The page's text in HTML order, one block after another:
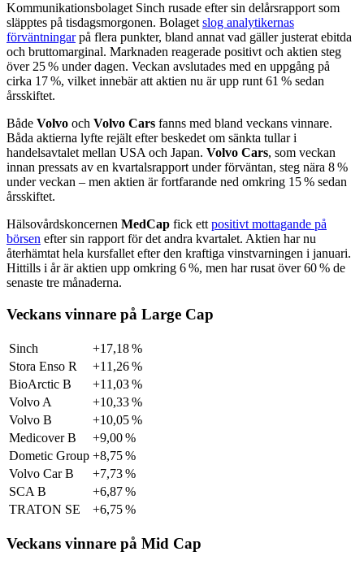
Kommunikationsbolaget Sinch rusade efter sin delårsrapport som
släpptes på tisdagsmorgonen. Bolagetslog analytikernas
förväntningarpå flera punkter, bland annat vad gäller justerat ebitda
och bruttomarginal. Marknaden reagerade positivt och aktien steg
över 25 % under dagen. Veckan avslutades med en uppgång på
cirka 17 %, vilket innebär att aktien nu är upp runt 61 % sedan
årsskiftet.
Både Volvo och Volvo Cars fanns med bland veckans vinnare.
Båda aktierna lyfte rejält efter beskedet om sänkta tullar i
handelsavtalet mellan USA och Japan. Volvo Cars, som veckan
innan pressats av en kvartalsrapport under förväntan, steg nära 8 %
under veckan – men aktien är fortfarande ned omkring 15 % sedan
årsskiftet.
Hälsovårdskoncernen MedCap fick ettpositivt mottagande på
börsen efter sin rapport för det andra kvartalet. Aktien har nu
återhämtat hela kursfallet efter den kraftiga vinstvarningen i januari.
Hittills i år är aktien upp omkring 6 %, men har rusat över 60 % de
senaste tre månaderna.
Veckans vinnare på Large Cap
Sinch
+17,18 %
Stora Enso R
+11,26 %
BioArctic B
+11,03 %
Volvo A
+10,33 %
Volvo B
+10,05 %
Medicover B
+9,00 %
Dometic Group +8,75 %
Volvo Car B
+7,73 %
SCA B
+6,87 %
TRATON SE
+6,75 %
Veckans vinnare på Mid Cap